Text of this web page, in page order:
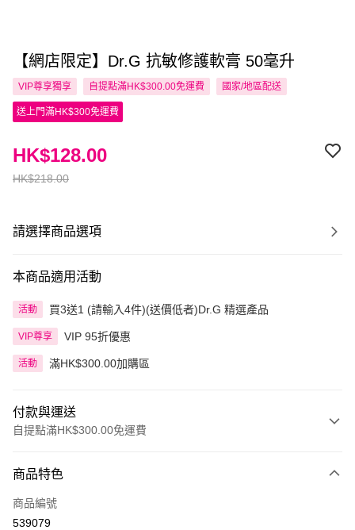
【網店限定】Dr.G 抗敏修護軟膏 50毫升
VIP尊享獨享 自提點滿HK$300.00免運費 國家/地區配送
送上門滿HK$300免運費
HK$218.00
HK$128.00
請選擇商品選項
本商品適用活動
活動 買3送1 (請輸入4件)(送價低者)Dr.G 精選產品
VIP尊享 VIP 95折優惠
活動 滿HK$300.00加購區
付款與運送
自提點滿HK$300.00免運費
信用卡
Apple Pay
商品特色
商品編號
539079